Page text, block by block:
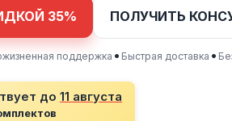
35% ПОЛУЧИТЬ
поддержка • Быстрая доставка •
до 11 августа